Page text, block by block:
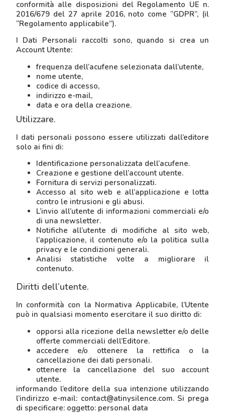
conformità alle disposizioni del Regolamento UE n.
2016/679 del 27 aprile 2016, noto come “GDPR”, (il
“Regolamento applicabile”).
I Dati Personali raccolti sono, quando si crea un
Account Utente:
frequenza dell’acufene selezionata dall’utente,
nome utente,
codice di accesso,
indirizzo e-mail,
data e ora della creazione.
Utilizzare.
I dati personali possono essere utilizzati dall’editore
solo ai fini di:
Identificazione personalizzata dell’acufene.
Creazione e gestione dell’account utente.
Fornitura di servizi personalizzati.
Accesso al sito web e all’applicazione e lotta
contro le intrusioni e gli abusi.
L’invio all’utente di informazioni commerciali e/o
di una newsletter.
Notifiche all’utente di modifiche al sito web,
l’applicazione, il contenuto e/o la politica sulla
privacy e le condizioni generali.
Analisi statistiche volte a migliorare il
contenuto.
Diritti dell’utente.
In conformità con la Normativa Applicabile, l’Utente
può in qualsiasi momento esercitare il suo diritto di:
opporsi alla ricezione della newsletter e/o delle
offerte commerciali dell’Editore.
accedere e/o ottenere la rettifica o la
cancellazione dei dati personali.
ottenere la cancellazione del suo account
utente.
informando l’editore della sua intenzione utilizzando
l’indirizzo e-mail: contact@atinysilence.com. Si prega
di specificare: oggetto: personal data